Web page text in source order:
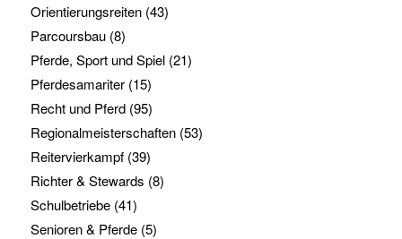
Orientierungsreiten(43)
Parcoursbau(8)
Pferde, Sport und Spiel(21)
Pferdesamariter(15)
Recht und Pferd(95)
Regionalmeisterschaften(53)
Reitervierkampf(39)
Richter & Stewards (8)
Schulbetriebe(41)
Senioren & Pferde(5)